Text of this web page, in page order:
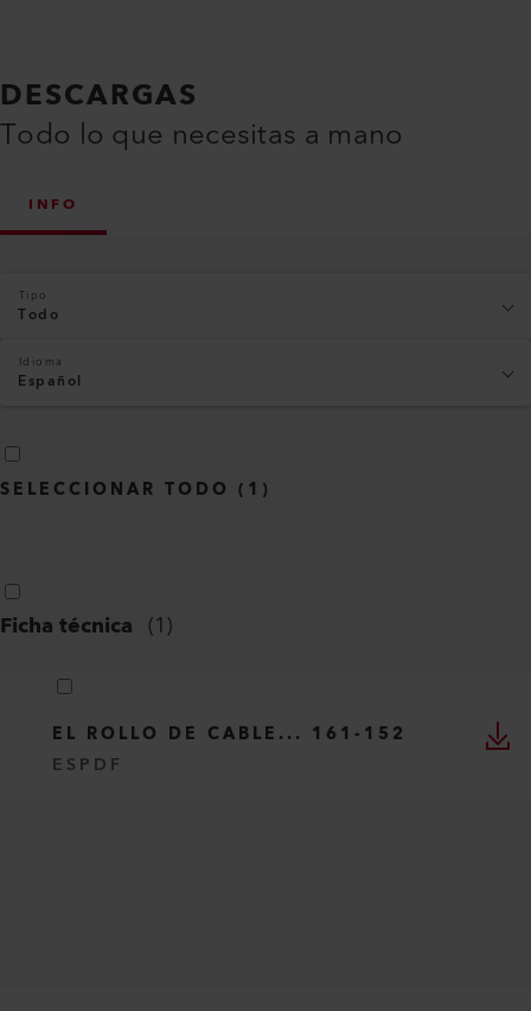
DESCARGAS
Todo lo que necesitas a mano
INFO
Tipo
Todo
Idioma
Español
SELECCIONAR TODO ( 1 )
Ficha técnica (1)
EL ROLLO DE CABLE... 161-152
ES PDF